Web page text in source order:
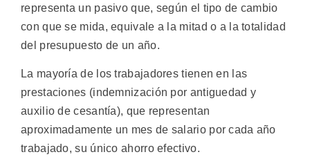
representa un pasivo que, según el tipo de cambio
con que se mida, equivale a la mitad o a la totalidad
del presupuesto de un año.
La mayoría de los trabajadores tienen en las
prestaciones (indemnización por antiguedad y
auxilio de cesantía), que representan
aproximadamente un mes de salario por cada año
trabajado, su único ahorro efectivo.